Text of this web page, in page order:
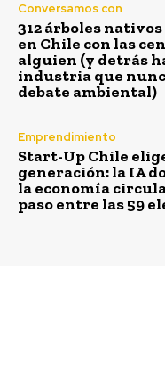
Conversamos con
312 árboles
en Chile con las
alguien (y detrás
industria que
debate ambiental)
Emprendimiento
Start-Up Chile
generación: la IA
la economía
paso entre las 59